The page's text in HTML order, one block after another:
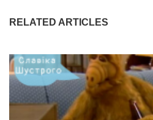
RELATED ARTICLES